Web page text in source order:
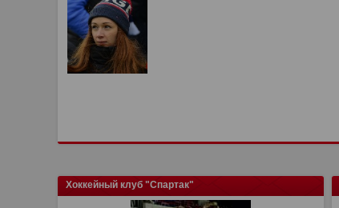
Хоккейный клуб "Спартак"